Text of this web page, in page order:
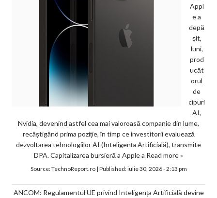
Appl
e a
depă
șit,
luni,
prod
ucăt
orul
de
cipuri
AI,
Nvidia, devenind astfel cea mai valoroasă companie din lume,
recâștigând prima poziție, în timp ce investitorii evaluează
dezvoltarea tehnologiilor AI (Inteligența Artificială), transmite
DPA. Capitalizarea bursieră a Apple a Read more »
Source:TechnoReport.ro| Published:iulie 30, 2026 - 2:13 pm
ANCOM: Regulamentul UE privind Inteligența Artificială devine